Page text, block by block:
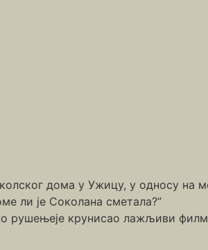
дома у Ужицу, у односу на
ли је Соколана сметала?”
рушењеје крунисао лажљиви